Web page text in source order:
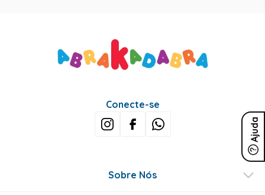
Ajuda
Conecte-se
Sobre Nós